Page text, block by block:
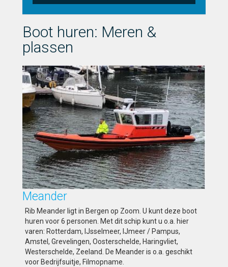
Boot huren: Meren &
plassen
Meander
Rib Meander ligt in Bergen op Zoom. U kunt deze boot
huren voor 6 personen. Met dit schip kunt u o.a. hier
varen: Rotterdam, IJsselmeer, IJmeer / Pampus,
Amstel, Grevelingen, Oosterschelde, Haringvliet,
Westerschelde, Zeeland. De Meander is o.a. geschikt
voor Bedrijfsuitje, Filmopname.